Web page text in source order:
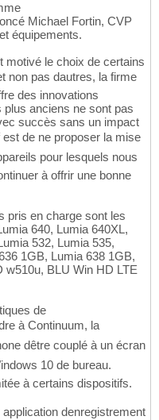
Michael Fortin, CVP
équipements.
motivé le choix de certains
pas dautres, la firme
des innovations
anciens ne sont pas
succès sans un impact
est de ne proposer la mise
pour lesquels nous
à offrir une bonne
pris en charge sont les
640, Lumia 640XL,
532, Lumia 535,
1GB, Lumia 638 1GB,
w510u, BLU Win HD LTE
de
à Continuum, la
dêtre couplé à un écran
10 de bureau.
à certains dispositifs.
denregistrement